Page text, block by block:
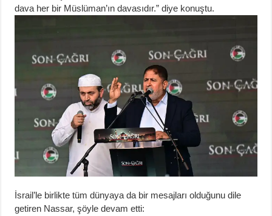
dava her bir Müslüman’ın davasıdır.” diye konuştu.
İsrail’le birlikte tüm dünyaya da bir mesajları olduğunu dile
getiren Nassar, şöyle devam etti: